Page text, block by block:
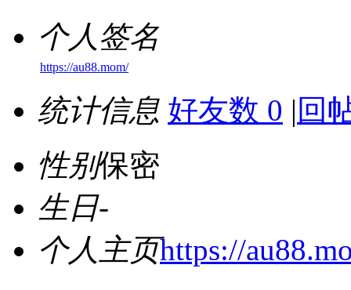
个人签名
https://au88.mom/
统计信息 好友数 0 | 回
性别保密
生日-
个人主页https://